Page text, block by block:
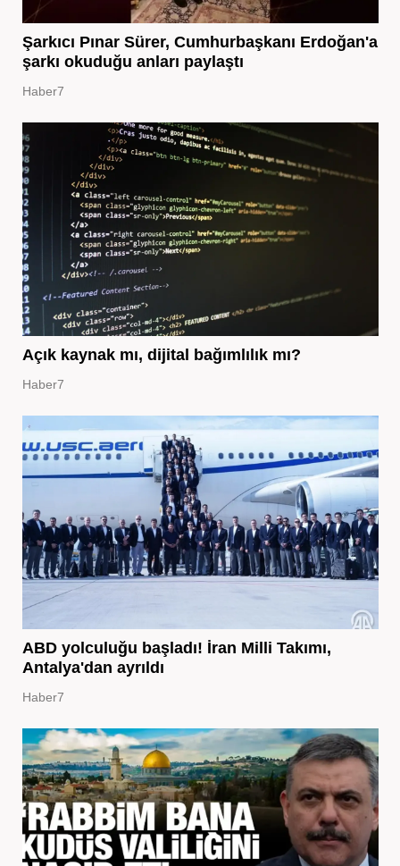
Şarkıcı Pınar Sürer, Cumhurbaşkanı Erdoğan'a
şarkı okuduğu anları paylaştı
Haber7
Açık kaynak mı, dijital bağımlılık mı?
Haber7
ABD yolculuğu başladı! İran Milli Takımı,
Antalya'dan ayrıldı
Haber7